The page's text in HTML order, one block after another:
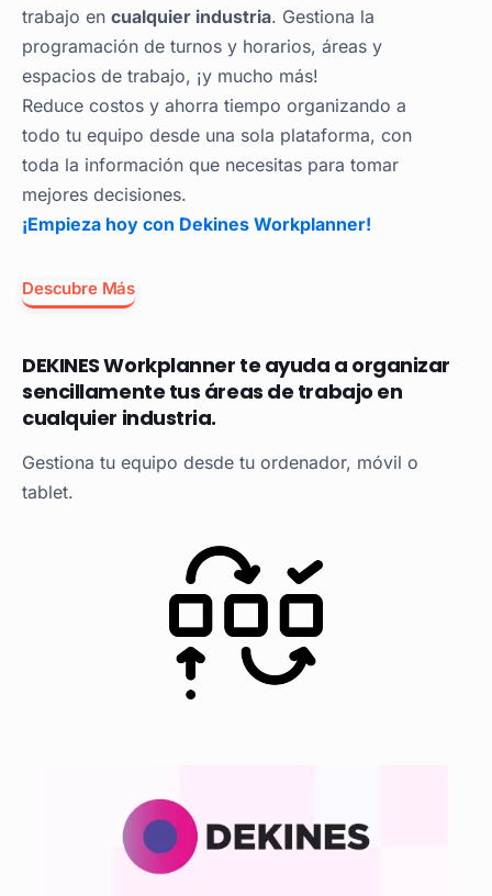
trabajo en cualquier industria. Gestiona la
programación de turnos y horarios, áreas y
espacios de trabajo, ¡y mucho más!
Reduce costos y ahorra tiempo organizando a
todo tu equipo desde una sola plataforma, con
toda la información que necesitas para tomar
mejores decisiones.
¡Empieza hoy con Dekines Workplanner!
Descubre Más
DEKINES Workplanner te ayuda a organizar
sencillamente tus áreas de trabajo en
cualquier industria.
Gestiona tu equipo desde tu ordenador, móvil o
tablet.